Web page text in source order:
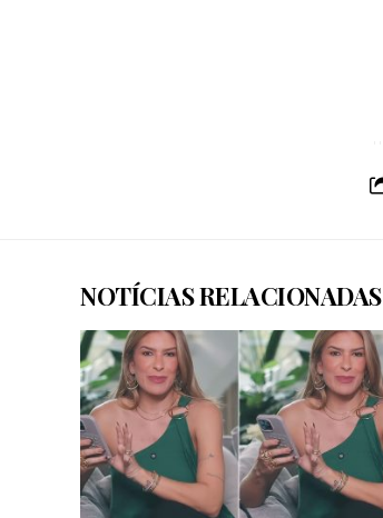
NOTÍCIAS RELACIONADAS